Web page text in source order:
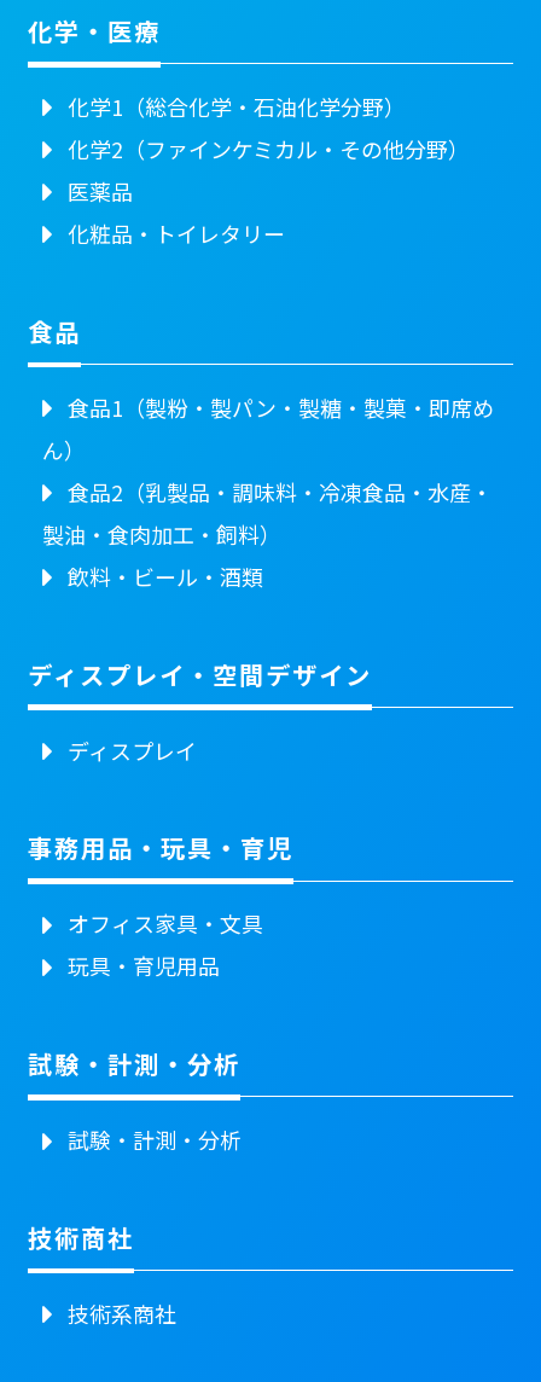
化学・医療
化学1（総合化学・石油化学分野）
化学2（ファインケミカル・その他分野）
医薬品
化粧品・トイレタリー
食品
食品1（製粉・製パン・製糖・製菓・即席め
ん）
食品2（乳製品・調味料・冷凍食品・水産・
製油・食肉加工・飼料）
飲料・ビール・酒類
ディスプレイ・空間デザイン
ディスプレイ
事務用品・玩具・育児
オフィス家具・文具
玩具・育児用品
試験・計測・分析
試験・計測・分析
技術商社
技術系商社